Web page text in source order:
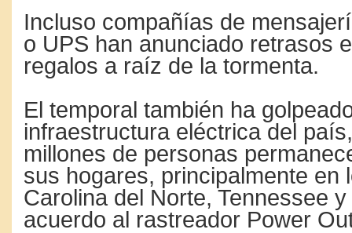
Incluso compañías de
o UPS han anunciado retrasos
regalos a raíz de la tormenta.
El temporal también ha
infraestructura eléctrica del
millones de personas
sus hogares, principalmente en
Carolina del Norte, Tennessee
acuerdo al rastreador Power